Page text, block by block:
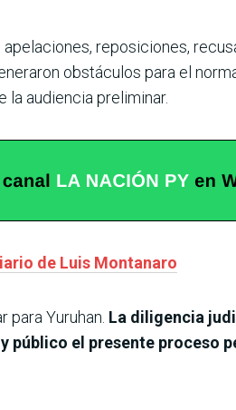
reposiciones,
obstáculos para el
la audiencia preliminar.
de Luis Montanaro
Yuruhan. La diligencia
público el presente proceso